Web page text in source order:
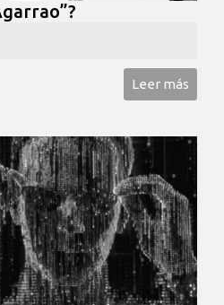
Leer más